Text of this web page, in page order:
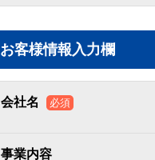
お客様情報入力欄
会社名 必須
事業内容